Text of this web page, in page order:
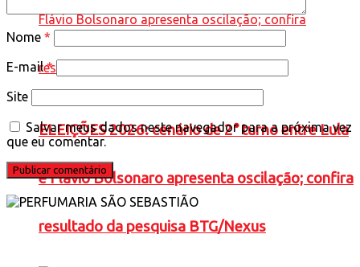
ELEIÇÕES 2026: cenário de 2° turno entre Lula
e Flávio Bolsonaro apresenta oscilação; confira
resultado da pesquisa BTG/Nexus
Nome *
E-mail*
Site
Salvar meus dados neste navegador para a próxima vez
que eu comentar.